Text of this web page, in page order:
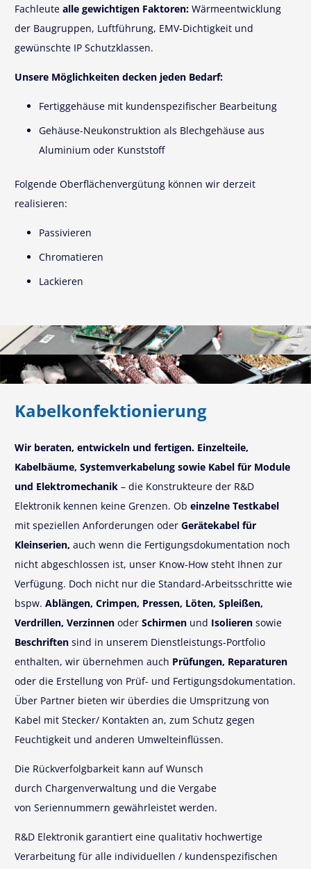
Fachleute alle gewichtigen Faktoren: Wärmeentwicklung
der Baugruppen, Luftführung, EMV-Dichtigkeit und
gewünschte IP Schutzklassen.
Unsere Möglichkeiten decken jeden Bedarf:
Fertiggehäuse mit kundenspezifischer Bearbeitung
Gehäuse-Neukonstruktion als Blechgehäuse aus
Aluminium oder Kunststoff
Folgende Oberflächenvergütung können wir derzeit
realisieren:
Passivieren
Chromatieren
Lackieren
Kabelkonfektionierung
Wir beraten, entwickeln und fertigen. Einzelteile,
Kabelbäume, Systemverkabelung sowie Kabel für Module
und Elektromechanik – die Konstrukteure der R&D
Elektronik kennen keine Grenzen. Ob einzelne Testkabel
mit speziellen Anforderungen oder Gerätekabel für
Kleinserien, auch wenn die Fertigungsdokumentation noch
nicht abgeschlossen ist, unser Know-How steht Ihnen zur
Verfügung. Doch nicht nur die Standard-Arbeitsschritte wie
bspw. Ablängen, Crimpen, Pressen, Löten, Spleißen,
Verdrillen, Verzinnen oder Schirmen und Isolieren sowie
Beschriften sind in unserem Dienstleistungs-Portfolio
enthalten, wir übernehmen auch Prüfungen, Reparaturen
oder die Erstellung von Prüf- und Fertigungsdokumentation.
Über Partner bieten wir überdies die Umspritzung von
Kabel mit Stecker/ Kontakten an, zum Schutz gegen
Feuchtigkeit und anderen Umwelteinflüssen.
Die Rückverfolgbarkeit kann auf Wunsch
durch Chargenverwaltung und die Vergabe
von Seriennummern gewährleistet werden.
R&D Elektronik garantiert eine qualitativ hochwertige
Verarbeitung für alle individuellen / kundenspezifischen